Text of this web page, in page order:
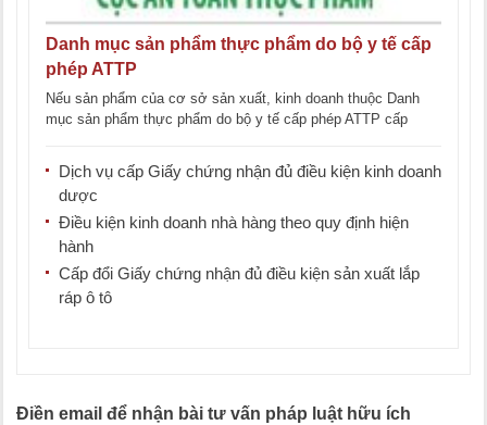
Danh mục sản phẩm thực phẩm do bộ y tế cấp
phép ATTP
Nếu sản phẩm của cơ sở sản xuất, kinh doanh thuộc Danh
mục sản phẩm thực phẩm do bộ y tế cấp phép ATTP cấp
Dịch vụ cấp Giấy chứng nhận đủ điều kiện kinh doanh
dược
Điều kiện kinh doanh nhà hàng theo quy định hiện
hành
Cấp đổi Giấy chứng nhận đủ điều kiện sản xuất lắp
ráp ô tô
Điền email để nhận bài tư vấn pháp luật hữu ích